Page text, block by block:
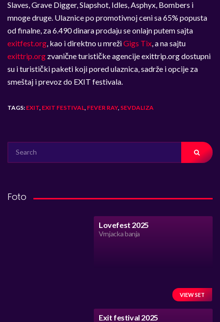
Slaves, Grave Digger, Slapshot, Idles, Asphyx, Bombers i
mnoge druge. Ulaznice po promotivnoj ceni sa 65% popusta
od finalne, za 6.490 dinara prodaju se onlajn putem sajta
exitfest.org, kao i direktno u mrežiGigs Tix, a na sajtu
exittrip.org zvanične turističke agencije exittrip.org dostupni
su i turistički paketi koji pored ulaznica, sadrže i opcije za
smeštaj i prevoz do EXIT festivala.
TAGS: EXIT, EXIT FESTIVAL, FEVER RAY, SEVDALIZA
FOR:
Foto
Lovefest 2025
Vrnjacka banja
VIEW SET
Exit festival 2025